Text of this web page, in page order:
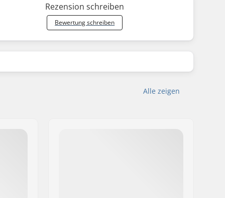
Rezension schreiben
Bewertung schreiben
Alle zeigen